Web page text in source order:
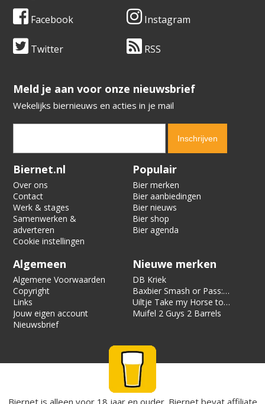
Facebook Instagram
Twitter RSS
​​​​​​​Meld je aan voor onze nieuwsbrief
Wekelijks biernieuws en acties in je mail
Verification code:
Biernet.nl
Over ons
Contact
Werk & stages
Samenwerken &
adverteren
Cookie instellingen
Populair
Bier merken
Bier aanbiedingen
Bier nieuws
Bier shop
Bier agenda
Algemeen
Algemene Voorwaarden
Copyright
Links
Jouw eigen account
Nieuwsbrief
Nieuwe merken
DB Kriek
Baxbier Smash or Pass:
Strata
Uiltje Take my Horse to
the Hotel Room
Muifel 2 Guys 2 Barrels